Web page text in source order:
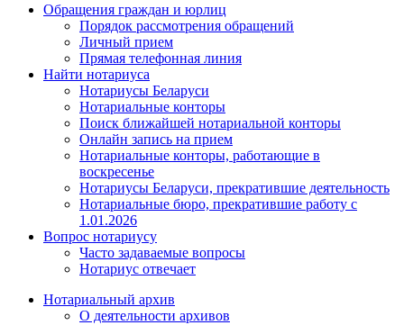
Обращения граждан и юрлиц
Порядок рассмотрения обращений
Личный прием
Прямая телефонная линия
Найти нотариуса
Нотариусы Беларуси
Нотариальные конторы
Поиск ближайшей нотариальной конторы
Онлайн запись на прием
Нотариальные конторы, работающие в
воскресенье
Нотариусы Беларуси, прекратившие деятельность
Нотариальные бюро, прекратившие работу с
1.01.2026
Вопрос нотариусу
Часто задаваемые вопросы
Нотариус отвечает
Нотариальный архив
О деятельности архивов